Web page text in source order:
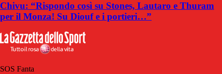
Chivu: “Rispondo così su Stones, Lautaro e Thuram
per il Monza! Su Diouf e i portieri…”
SOS Fanta